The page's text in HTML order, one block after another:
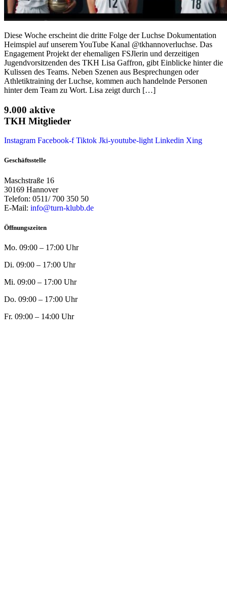
Diese Woche erscheint die dritte Folge der Luchse Dokumentation
Heimspiel auf unserem YouTube Kanal @tkhannoverluchse. Das
Engagement Projekt der ehemaligen FSJlerin und derzeitigen
Jugendvorsitzenden des TKH Lisa Gaffron, gibt Einblicke hinter die
Kulissen des Teams. Neben Szenen aus Besprechungen oder
Athletiktraining der Luchse, kommen auch handelnde Personen
hinter dem Team zu Wort. Lisa zeigt durch […]
9.000 aktive
TKH Mitglieder
Instagram Facebook-f Tiktok Jki-youtube-light Linkedin Xing
Geschäftsstelle
Maschstraße 16
30169 Hannover
Telefon: 0511/ 700 350 50
E-Mail: info@turn-klubb.de
Öffnungszeiten
Mo. 09:00 – 17:00 Uhr
Di. 09:00 – 17:00 Uhr
Mi. 09:00 – 17:00 Uhr
Do. 09:00 – 17:00 Uhr
Fr. 09:00 – 14:00 Uhr